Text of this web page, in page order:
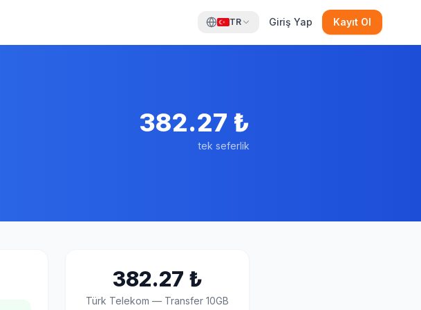
TR Giriş Yap Kayıt Ol
382.27 ₺
tek seferlik
382.27 ₺
Türk Telekom — Transfer 10GB